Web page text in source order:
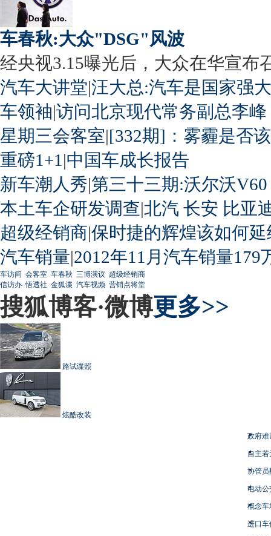
车春秋:大众"DSG"风波
经央视3.15曝光后，大众在华宣布
汽车大讲堂|汪大总:汽车是国家强
车领袖|访问北京现代常务副总李峰
星期三会客室|[332期]：雾霾是否
重磅1+1 |中国车成长报告
新车潮人秀|第三十三期:沃尔沃
本土车企研发调查|北汽 长安 比亚
超级经销商|保时捷的辉煌该如何延
汽车销量|2012年11月汽车销量179
车访间 会客室 车春秋 三博演议 超级经销商
信访办 悟透社 金狐谍 汽车视频 营销点将堂
搜狐博客·微博更多>>
路试谍照
炫酷改装
政府难
自主
协管员
电动
概念车
进口车